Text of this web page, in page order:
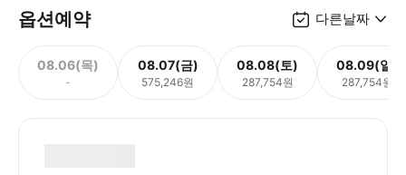
옵션예약 다른날짜
08.06(목)
-
08.07(금)
575,246원
08.08(토)
287,754원
08.09(일)
287,754원